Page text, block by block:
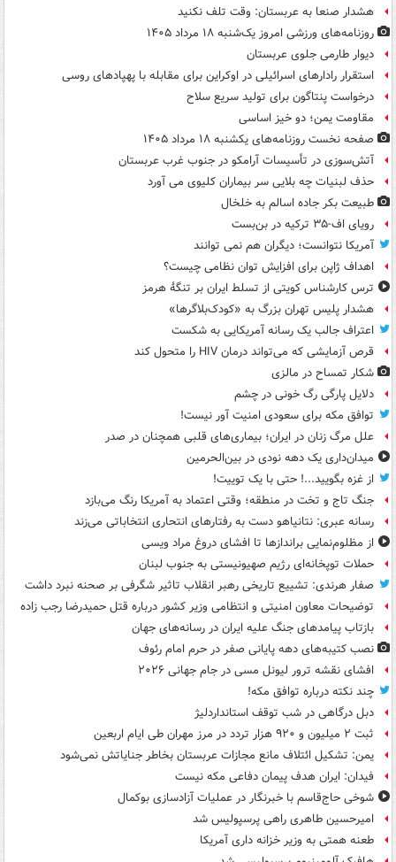
هشدار صنعا به عربستان: وقت تلف نکنید
روزنامه‌های ورزشی امروز یک‌شنبه ۱۸ مرداد ۱۴۰۵
دیوار طارمی جلوی عربستان
استقرار رادارهای اسرائیلی در اوکراین برای مقابله با پهپادهای روسی
درخواست پنتاگون برای تولید سریع سلاح
مقاومت یمن؛ دو خیز اساسی
صفحه نخست روزنامه‌های یکشنبه ۱۸ مرداد ۱۴۰۵
آتش‌سوزی در تأسیسات آرامکو در جنوب غرب عربستان
حذف لبنیات چه بلایی سر بیماران کلیوی می آورد
طبیعت بکر جاده اسالم به خلخال
رویای اف-۳۵ ترکیه در بن‌بست
آمریکا نتوانست؛ دیگران هم نمی توانند
اهداف ژاپن برای افزایش توان نظامی چیست؟
ترس کارشناس کویتی از تسلط ایران بر تنگۀ هرمز
هشدار پلیس تهران بزرگ به «کودک‌بلاگرها»
اعتراف جالب یک رسانه آمریکایی به شکست
قرص آزمایشی که می‌تواند درمان HIV را متحول کند
شکار تمساح در مالزی
دلایل پارگی رگ خونی در چشم
توافق مکه برای سعودی امنیت آور نیست!
علل مرگ زنان در ایران؛ بیماری‌های قلبی همچنان در صدر
میدان‌داری یک دهه نودی در بین‌الحرمین
از غزه بگویید...! حتی با یک توییت!
جنگ تاج و تخت در منطقه؛ وقتی اعتماد به آمریکا رنگ می‌بازد
رسانه عبری: نتانیاهو دست به رفتارهای انتحاری انتخاباتی می‌زند
از مظلوم‌نمایی براندازها تا افشای دروغ مراد ویسی
حملات توپخانه‌ای رژیم صهیونیستی به جنوب لبنان
صفار هرندی: تشییع تاریخی رهبر انقلاب تاثیر شگرفی بر صحنه نبرد داشت
توضیحات معاون امنیتی و انتظامی وزیر کشور درباره قتل حمیدرضا رجب زاده
بازتاب پیامدهای جنگ علیه ایران در رسانه‌های جهان
نصب کتیبه‌های دهه پایانی صفر در حرم امام رئوف
افشای نقشه ترور لیونل مسی در جام جهانی ۲۰۲۶
چند نکته درباره توافق مکه!
دبل درگاهی در شب توقف استانداردلیژ
ثبت ۲ میلیون و ۹۲۰ هزار تردد در مرز مهران طی ایام اربعین
یمن: تشکیل ائتلاف مانع مجازات عربستان بخاطر جنایاتش نمی‌شود
فیدان: ایران هدف پیمان دفاعی مکه نیست
شوخی حاج‌قاسم با خبرنگار در عملیات آزادسازی بوکمال
امیرحسین طاهری راهی پرسپولیس شد
طعنه همتی به وزیر خزانه داری آمریکا